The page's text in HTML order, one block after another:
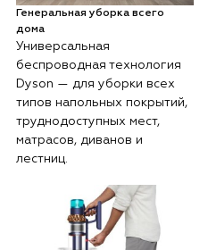
Генеральная уборка всего
дома
Универсальная
беспроводная технология
Dyson — для уборки всех
типов напольных покрытий,
труднодоступных мест,
матрасов, диванов и
лестниц.